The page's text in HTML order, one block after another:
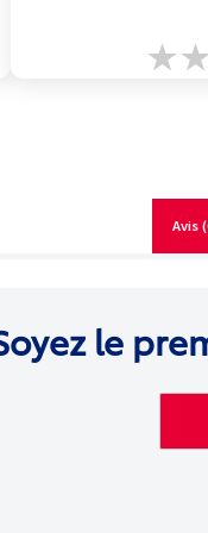
Avis
le